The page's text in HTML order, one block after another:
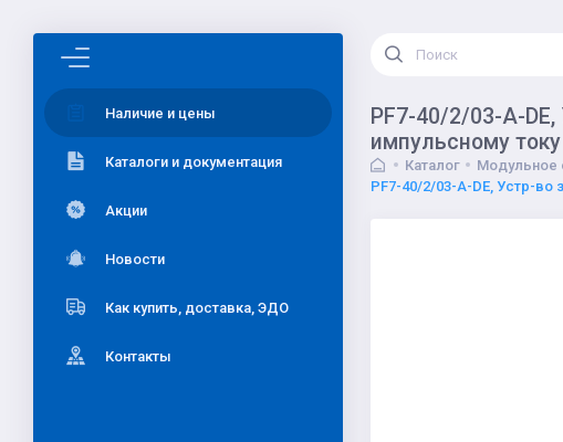
Наличие и цены
Каталоги и документация
Акции
Новости
Как купить, доставка, ЭДО
Контакты
PF7-40/2/03-A-
импульсному
Каталог Модульное
PF7-40/2/03-A-DE, Устр-во